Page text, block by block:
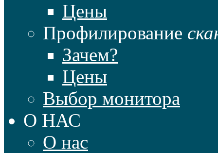
Цены
Профилирование
Зачем?
Цены
Выбор монитора
О НАС
О нас